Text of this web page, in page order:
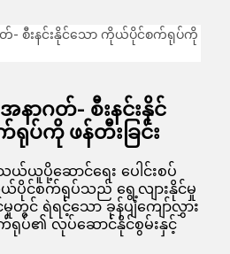
နာဂတ်- စီးနင်းနိုင်
ပ်ကို ဖန်တီးခြင်း
ယူပို့ဆောင်ရေး ပေါင်းစပ်
ကိုယ်ပိုင်စက်ရုပ်သည် ရွေ့လျားနိုင်မှု
င် ရဲရင့်သော ခုန်ပျံကျော်လွှား
ရုပ်၏ လုပ်ဆောင်နိုင်စွမ်းနှင့်